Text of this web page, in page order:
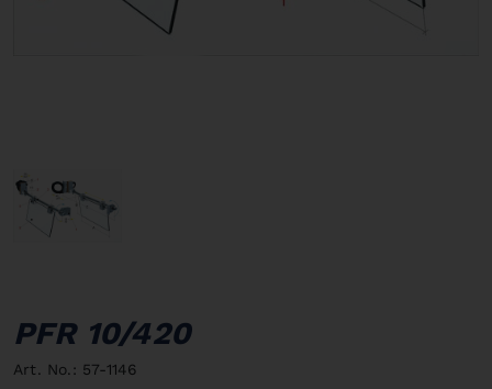
PFR 10/420
Art. No.: 57-1146